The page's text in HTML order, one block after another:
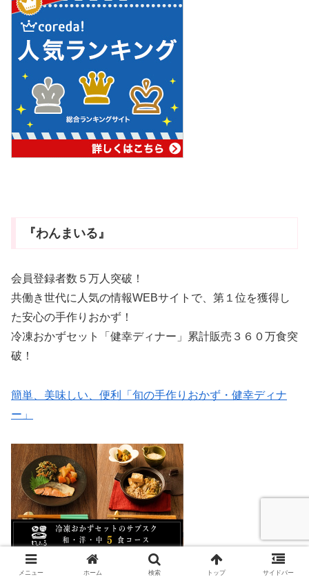
『わんまいる』
会員登録者数５万人突破！
共働き世代に人気の情報WEBサイトで、第１位を獲得し
た安心の手作りおかず！
冷凍おかずセット「健幸ディナー」累計販売３６０万食突
破！
簡単、美味しい、便利「旬の手作りおかず・健幸ディナ
ー」
メニュー ホーム 検索 トップ サイドバー